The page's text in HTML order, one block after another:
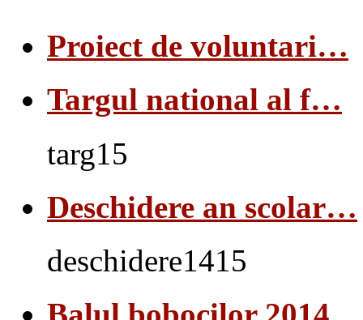
Proiect de voluntari…
Targul national al f…
targ15
Deschidere an scolar…
deschidere1415